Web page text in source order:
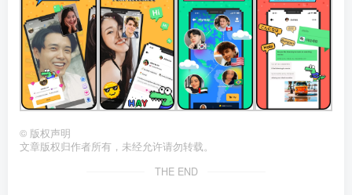
© 版权声明
文章版权归作者所有，未经允许请勿转载。
THE END